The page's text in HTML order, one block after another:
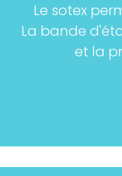
Le sotex
La bande
et la